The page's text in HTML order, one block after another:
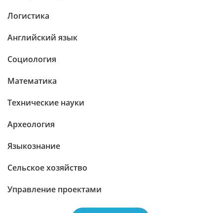
Логистика
Английский язык
Социология
Математика
Технические науки
Археология
Языкознание
Сельское хозяйство
Управление проектами